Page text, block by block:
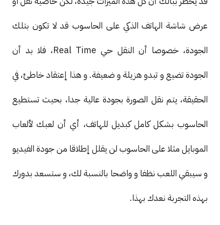
عرض شاشة الهاتف الذكي على الحاسوب قد لا تكون بتلك
الجودة، خصوصا أن النقل حي Real Time، فلا بد أن
الجودة تضيع و تبدو هزيلة و ضعيفة. و هذا إعتقاد خاطئ، في
الحقيقة، يتم نقل الصورة بجودة عالية جدا، بحيث تستطيع
الحاسوب بشكل كامل كبديل للهاتف، أي أن لعبك لألعاب
الموبايل مثلا على الحاسوب لن يقلل إطلاقا من جودة الفيديو
و سيبقي اللعب نظفا و واضحا بالنسبة لك، و ستسعد بدورك
بهذه التجربة نعدك بهذا.